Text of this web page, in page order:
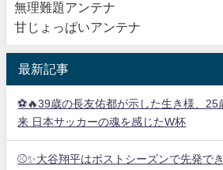
無理難題アンテナ
甘じょっぱいアンテナ
最新記事
⚽🔥39歳の長友佑都が示した生き様、25
来 日本サッカーの魂を感じたW杯
⚾✨大谷翔平はポストシーズンで先発で